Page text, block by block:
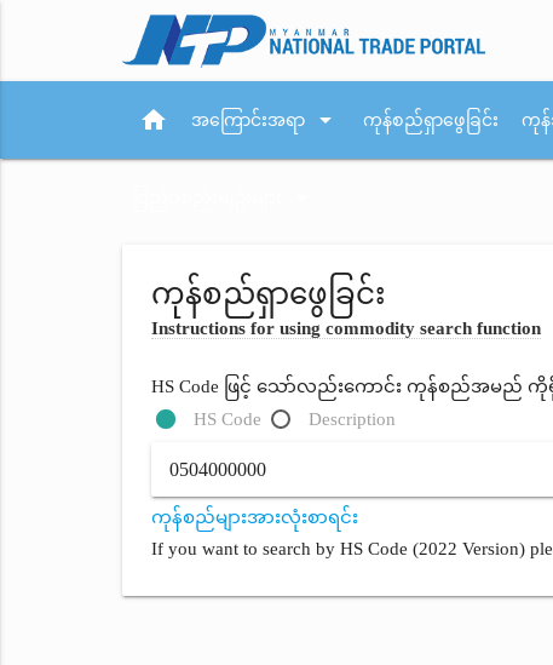
home အကြောင်းအရာ arrow_drop_down ကုန်စည်ရှာဖွေခြင်း ကု
ကုန်စည်ရှာဖွေခြင်း
Instructions for using commodity search function
HS Code ဖြင့် သော်လည်းကောင်း ကုန်စည်အမည် ကို
HS Code
Description
ကုန်စည်များအားလုံးစာရင်း
If you want to search by HS Code (2022 Version)